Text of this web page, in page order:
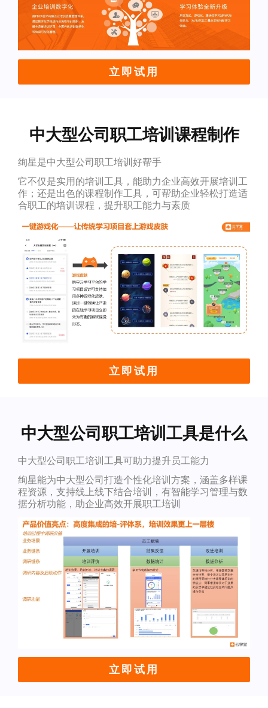
立即试用
中大型公司职工培训课程制作
绚星是中大型公司职工培训好帮手
它不仅是实用的培训工具，能助力企业高效开展培训工
作；还是出色的课程制作工具，可帮助企业轻松打造适
合职工的培训课程，提升职工能力与素质
立即试用
中大型公司职工培训工具是什么
中大型公司职工培训工具可助力提升员工能力
绚星能为中大型公司打造个性化培训方案，涵盖多样课
程资源，支持线上线下结合培训，有智能学习管理与数
据分析功能，助企业高效开展职工培训
立即试用